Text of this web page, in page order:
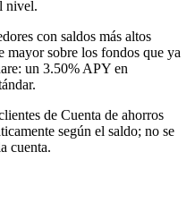
nivel.
con saldos más altos
mayor sobre los fondos que ya
un 3.50% APY en
de Cuenta de ahorros
según el saldo; no se
cuenta.